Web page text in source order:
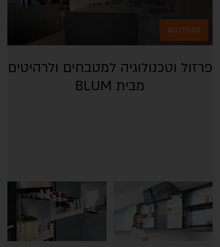
התחילו כאן
פרזול וטכנולוגיה למטבחים ולרהיטים
מבית BLUM